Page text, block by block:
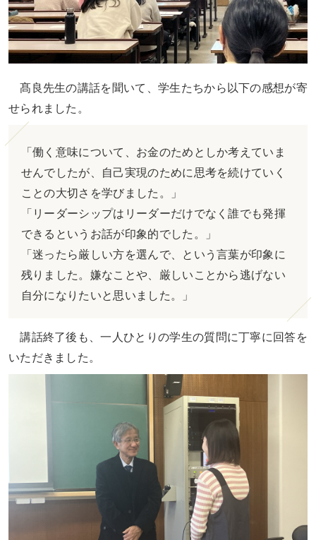
髙良先生の講話を聞いて、学生たちから以下の感想が寄
せられました。
「働く意味について、お金のためとしか考えていま
せんでしたが、自己実現のために思考を続けていく
ことの大切さを学びました。」
「リーダーシップはリーダーだけでなく誰でも発揮
できるというお話が印象的でした。」
「迷ったら厳しい方を選んで、という言葉が印象に
残りました。嫌なことや、厳しいことから逃げない
自分になりたいと思いました。」
講話終了後も、一人ひとりの学生の質問に丁寧に回答を
いただきました。